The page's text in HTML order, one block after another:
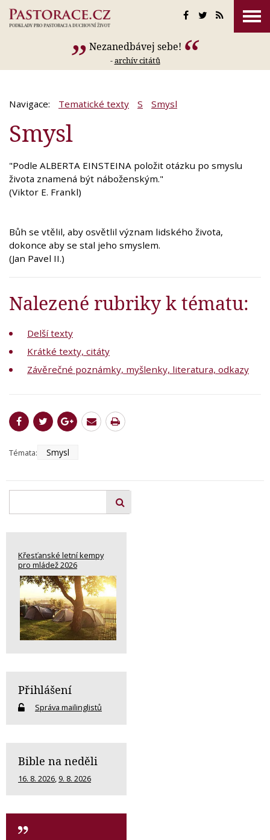
Nezanedbávej sebe!
-archív citátů
Navigace: Tematické texty S Smysl
Smysl
"Podle ALBERTA EINSTEINA položit otázku po smyslu
života znamená být náboženským."
(Viktor E. Frankl)
Bůh se vtělil, aby osvětlil význam lidského života,
dokonce aby se stal jeho smyslem.
(Jan Pavel II.)
Nalezené rubriky k tématu:
Delší texty
Krátké texty, citáty
Závěrečné poznámky, myšlenky, literatura, odkazy
Témata: Smysl
Křesťanské letní kempy
pro mládež 2026
Přihlášení
Správa mailinglistů
Bible na neděli
16. 8. 2026, 9. 8. 2026